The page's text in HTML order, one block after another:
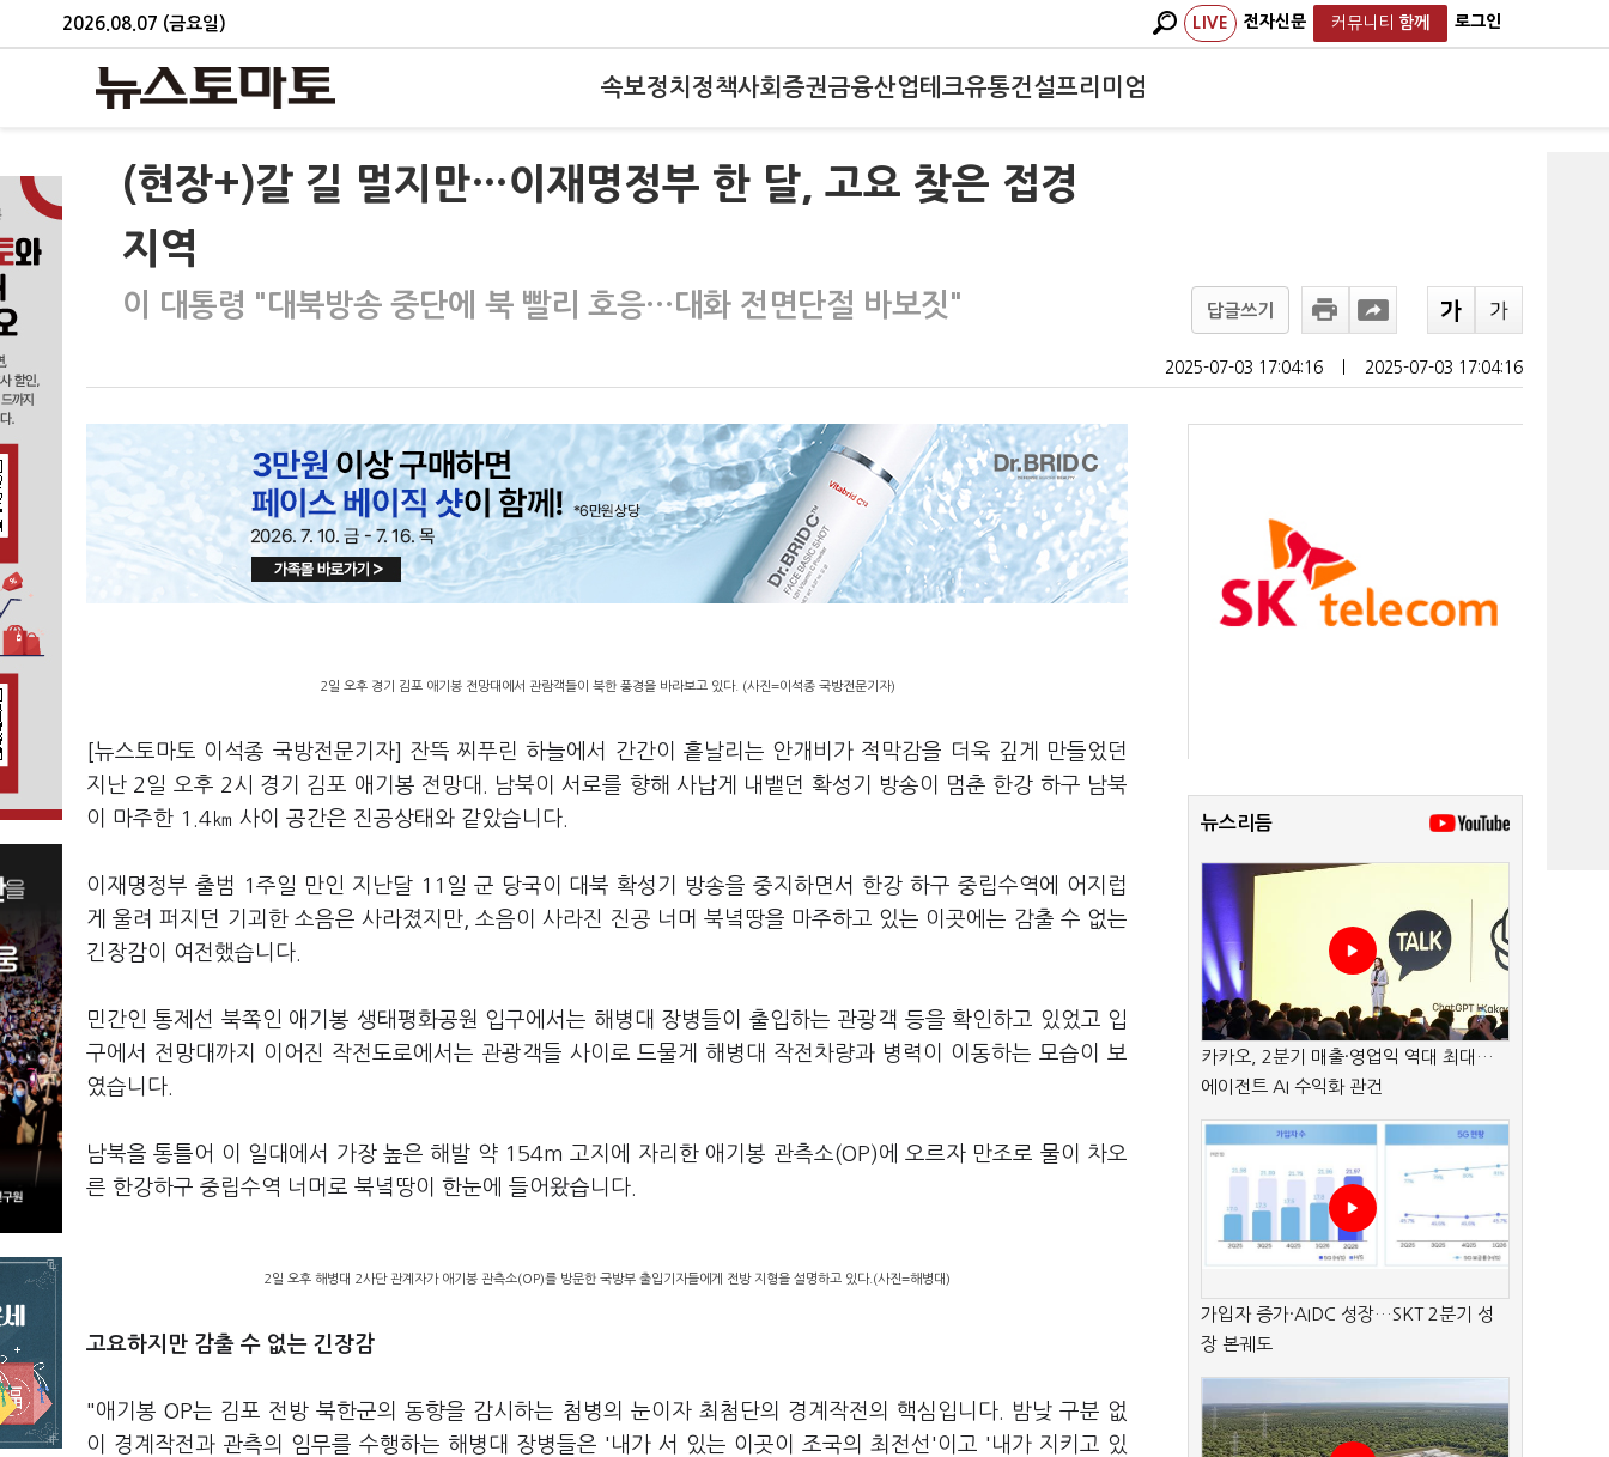
2026.08.07 (금요일) LIVE 전자신문 커뮤니티 함께 로그인
속보정치 정책사회 증권금융산업테크유통건설프리미엄
(현장+)갈 길 멀지만…이재명정부 한 달, 고요 찾은 접경
지역
이 대통령 "대북방송 중단에 북 빨리 호응…대화 전면단절 바보짓" 답글쓰기
2025-07-03 17:04:16 2025-07-03 17:04:16
2일 오후 경기 김포 애기봉 전망대에서 관람객들이 북한 풍경을 바라보고 있다. (사진=이석종 국방전문기자)
[뉴스토마토 이석종 국방전문기자] 잔뜩 찌푸린 하늘에서 간간이 흩날리는 안개비가 적막감을 더욱 깊게 만들었던
지난 2일 오후 2시 경기 김포 애기봉 전망대. 남북이 서로를 향해 사납게 내뱉던 확성기 방송이 멈춘 한강 하구 남북
이 마주한 1.4㎞ 사이 공간은 진공상태와 같았습니다.
이재명정부 출범 1주일 만인 지난달 11일 군 당국이 대북 확성기 방송을 중지하면서 한강 하구 중립수역에 어지럽
게 울려 퍼지던 기괴한 소음은 사라졌지만, 소음이 사라진 진공 너머 북녘땅을 마주하고 있는 이곳에는 감출 수 없는
긴장감이 여전했습니다.
민간인 통제선 북쪽인 애기봉 생태평화공원 입구에서는 해병대 장병들이 출입하는 관광객 등을 확인하고 있었고 입
구에서 전망대까지 이어진 작전도로에서는 관광객들 사이로 드물게 해병대 작전차량과 병력이 이동하는 모습이 보
였습니다.
남북을 통틀어 이 일대에서 가장 높은 해발 약 154m 고지에 자리한 애기봉 관측소(OP)에 오르자 만조로 물이 차오
른 한강하구 중립수역 너머로 북녘땅이 한눈에 들어왔습니다.
2일 오후 해병대 2사단 관계자가 애기봉 관측소(OP)를 방문한 국방부 출입기자들에게 전방 지형을 설명하고 있다.(사진=해병대)
고요하지만 감출 수 없는 긴장감
"애기봉 OP는 김포 전방 북한군의 동향을 감시하는 첨병의 눈이자 최첨단의 경계작전의 핵심입니다. 밤낮 구분 없
이 경계작전과 관측의 임무를 수행하는 해병대 장병들은 '내가 서 있는 이곳이 조국의 최전선'이고 '내가 지키고 있
뉴스리듬
카카오, 2분기 매출·영업익 역대 최대…
에이전트 AI 수익화 관건
가입자 증가·AIDC 성장…SKT 2분기 성
장 본궤도